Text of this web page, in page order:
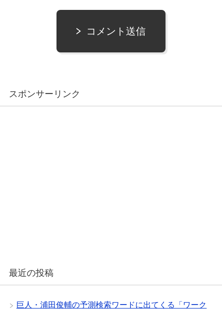
コメント送信
スポンサーリンク
最近の投稿
巨人・浦田俊輔の予測検索ワードに出てくる「ワーク